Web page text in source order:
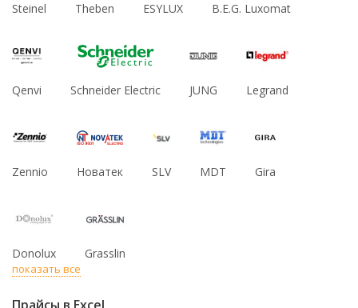
Steinel Theben ESYLUX B.E.G. Luxomat
Qenvi Schneider Electric JUNG Legrand
Zennio Новатек SLV MDT Gira
Donolux Grasslin
показать все